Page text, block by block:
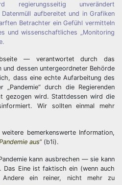
regierungsseitig unverändert
aufbereitet und in Grafiken
Betrachter ein Gefühl vermitteln
und wissenschaftliches „Monitoring
— verantwortet durch das
und dessen untergeordneter Behörde
dass eine echte Aufarbeitung des
„Pandemie“ durch die Regierenden
gezogen wird. Stattdessen wird die
Wir sollten einmal mehr
bemerkenswerte Information,
aus“(b1i).
kann ausbrechen — sie kann
Das Eine ist faktisch ein (wenn auch
Andere ein reiner, nicht mehr zu